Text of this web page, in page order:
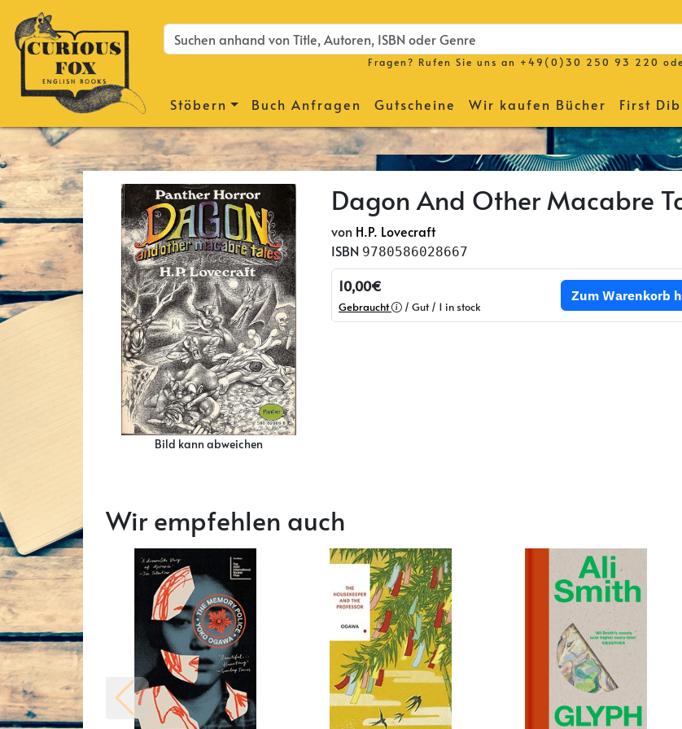
Fragen? Rufen Sie uns an +49(0)30 250 93 220
Stöbern Buch Anfragen Gutscheine Wir kaufen Bücher First
Bild kann abweichen
Dagon And Other Macabre
von H.P. Lovecraft
ISBN 9780586028667
10,00€
Gebraucht / Gut / 1 in stock
Zum Warenkorb
Wir empfehlen auch